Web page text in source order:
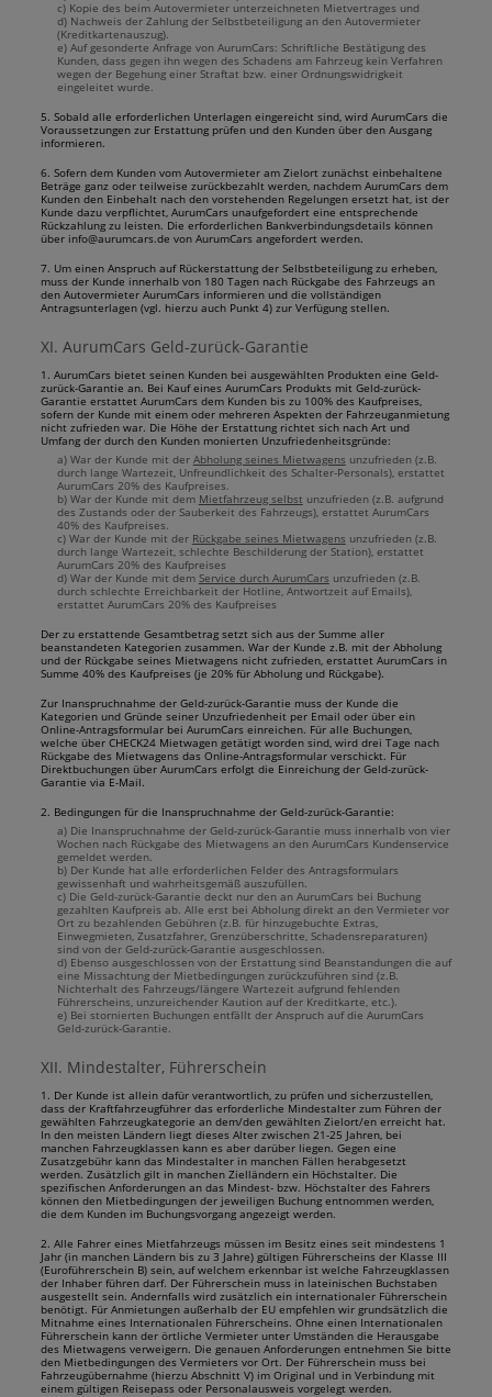
c) Kopie des beim Autovermieter unterzeichneten Mietvertrages und
d) Nachweis der Zahlung der Selbstbeteiligung an den Autovermieter
(Kreditkartenauszug).
e) Auf gesonderte Anfrage von AurumCars: Schriftliche Bestätigung des
Kunden, dass gegen ihn wegen des Schadens am Fahrzeug kein Verfahren
wegen der Begehung einer Straftat bzw. einer Ordnungswidrigkeit
eingeleitet wurde.
5. Sobald alle erforderlichen Unterlagen eingereicht sind, wird AurumCars die
Voraussetzungen zur Erstattung prüfen und den Kunden über den Ausgang
informieren.
6. Sofern dem Kunden vom Autovermieter am Zielort zunächst einbehaltene
Beträge ganz oder teilweise zurückbezahlt werden, nachdem AurumCars dem
Kunden den Einbehalt nach den vorstehenden Regelungen ersetzt hat, ist der
Kunde dazu verpflichtet, AurumCars unaufgefordert eine entsprechende
Rückzahlung zu leisten. Die erforderlichen Bankverbindungsdetails können
über info@aurumcars.de von AurumCars angefordert werden.
7. Um einen Anspruch auf Rückerstattung der Selbstbeteiligung zu erheben,
muss der Kunde innerhalb von 180 Tagen nach Rückgabe des Fahrzeugs an
den Autovermieter AurumCars informieren und die vollständigen
Antragsunterlagen (vgl. hierzu auch Punkt 4) zur Verfügung stellen.
XI. AurumCars Geld-zurück-Garantie
1. AurumCars bietet seinen Kunden bei ausgewählten Produkten eine Geld-
zurück-Garantie an. Bei Kauf eines AurumCars Produkts mit Geld-zurück-
Garantie erstattet AurumCars dem Kunden bis zu 100% des Kaufpreises,
sofern der Kunde mit einem oder mehreren Aspekten der Fahrzeuganmietung
nicht zufrieden war. Die Höhe der Erstattung richtet sich nach Art und
Umfang der durch den Kunden monierten Unzufriedenheitsgründe:
a) War der Kunde mit der Abholung seines Mietwagens unzufrieden (z.B.
durch lange Wartezeit, Unfreundlichkeit des Schalter-Personals), erstattet
AurumCars 20% des Kaufpreises.
b) War der Kunde mit dem Mietfahrzeug selbst unzufrieden (z.B. aufgrund
des Zustands oder der Sauberkeit des Fahrzeugs), erstattet AurumCars
40% des Kaufpreises.
c) War der Kunde mit der Rückgabe seines Mietwagens unzufrieden (z.B.
durch lange Wartezeit, schlechte Beschilderung der Station), erstattet
AurumCars 20% des Kaufpreises
d) War der Kunde mit dem Service durch AurumCars unzufrieden (z.B.
durch schlechte Erreichbarkeit der Hotline, Antwortzeit auf Emails),
erstattet AurumCars 20% des Kaufpreises
Der zu erstattende Gesamtbetrag setzt sich aus der Summe aller
beanstandeten Kategorien zusammen. War der Kunde z.B. mit der Abholung
und der Rückgabe seines Mietwagens nicht zufrieden, erstattet AurumCars in
Summe 40% des Kaufpreises (je 20% für Abholung und Rückgabe).
Zur Inanspruchnahme der Geld-zurück-Garantie muss der Kunde die
Kategorien und Gründe seiner Unzufriedenheit per Email oder über ein
Online-Antragsformular bei AurumCars einreichen. Für alle Buchungen,
welche über CHECK24 Mietwagen getätigt worden sind, wird drei Tage nach
Rückgabe des Mietwagens das Online-Antragsformular verschickt. Für
Direktbuchungen über AurumCars erfolgt die Einreichung der Geld-zurück-
Garantie via E-Mail.
2. Bedingungen für die Inanspruchnahme der Geld-zurück-Garantie:
a) Die Inanspruchnahme der Geld-zurück-Garantie muss innerhalb von vier
Wochen nach Rückgabe des Mietwagens an den AurumCars Kundenservice
gemeldet werden.
b) Der Kunde hat alle erforderlichen Felder des Antragsformulars
gewissenhaft und wahrheitsgemäß auszufüllen.
c) Die Geld-zurück-Garantie deckt nur den an AurumCars bei Buchung
gezahlten Kaufpreis ab. Alle erst bei Abholung direkt an den Vermieter vor
Ort zu bezahlenden Gebühren (z.B. für hinzugebuchte Extras,
Einwegmieten, Zusatzfahrer, Grenzüberschritte, Schadensreparaturen)
sind von der Geld-zurück-Garantie ausgeschlossen.
d) Ebenso ausgeschlossen von der Erstattung sind Beanstandungen die auf
eine Missachtung der Mietbedingungen zurückzuführen sind (z.B.
Nichterhalt des Fahrzeugs/längere Wartezeit aufgrund fehlenden
Führerscheins, unzureichender Kaution auf der Kreditkarte, etc.).
e) Bei stornierten Buchungen entfällt der Anspruch auf die AurumCars
Geld-zurück-Garantie.
XII. Mindestalter, Führerschein
1. Der Kunde ist allein dafür verantwortlich, zu prüfen und sicherzustellen,
dass der Kraftfahrzeugführer das erforderliche Mindestalter zum Führen der
gewählten Fahrzeugkategorie an dem/den gewählten Zielort/en erreicht hat.
In den meisten Ländern liegt dieses Alter zwischen 21-25 Jahren, bei
manchen Fahrzeugklassen kann es aber darüber liegen. Gegen eine
Zusatzgebühr kann das Mindestalter in manchen Fällen herabgesetzt
werden. Zusätzlich gilt in manchen Zielländern ein Höchstalter. Die
spezifischen Anforderungen an das Mindest- bzw. Höchstalter des Fahrers
können den Mietbedingungen der jeweiligen Buchung entnommen werden,
die dem Kunden im Buchungsvorgang angezeigt werden.
2. Alle Fahrer eines Mietfahrzeugs müssen im Besitz eines seit mindestens 1
Jahr (in manchen Ländern bis zu 3 Jahre) gültigen Führerscheins der Klasse III
(Euroführerschein B) sein, auf welchem erkennbar ist welche Fahrzeugklassen
der Inhaber führen darf. Der Führerschein muss in lateinischen Buchstaben
ausgestellt sein. Andernfalls wird zusätzlich ein internationaler Führerschein
benötigt. Für Anmietungen außerhalb der EU empfehlen wir grundsätzlich die
Mitnahme eines Internationalen Führerscheins. Ohne einen Internationalen
Führerschein kann der örtliche Vermieter unter Umständen die Herausgabe
des Mietwagens verweigern. Die genauen Anforderungen entnehmen Sie bitte
den Mietbedingungen des Vermieters vor Ort. Der Führerschein muss bei
Fahrzeugübernahme (hierzu Abschnitt V) im Original und in Verbindung mit
einem gültigen Reisepass oder Personalausweis vorgelegt werden.